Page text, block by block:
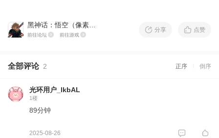
前往论坛 前往游戏
分享 点赞
全部评论 2 正序 倒序
光环用户_lkbAL
1楼
89分钟
2025-08-26